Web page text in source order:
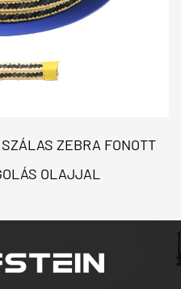
ZEBRA FONOTT
OLAJJAL